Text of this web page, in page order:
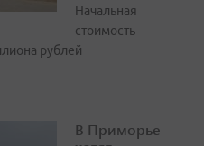
Начальная
стоимость
рублей
В Приморье